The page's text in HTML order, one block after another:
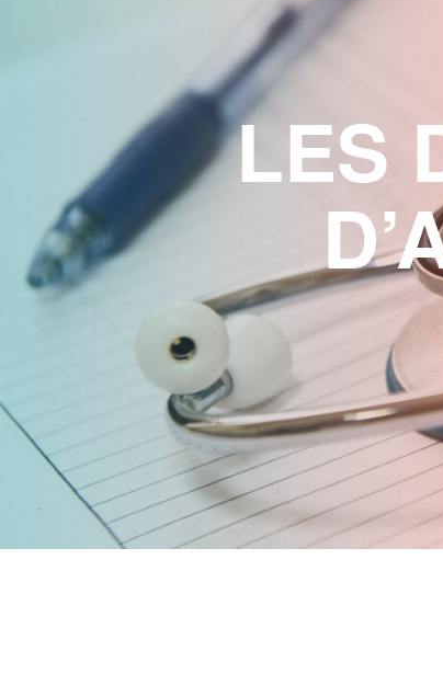
LES